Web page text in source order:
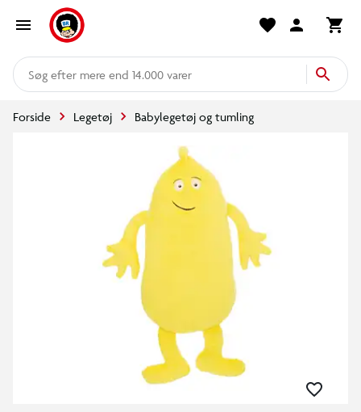
mere end 14.000 varer
Forside Legetøj Babylegetøj og tumling